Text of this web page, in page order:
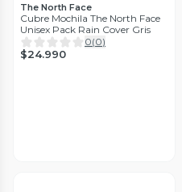
The North Face
Cubre Mochila The North Face
Unisex Pack Rain Cover Gris
0(0)
$24.990